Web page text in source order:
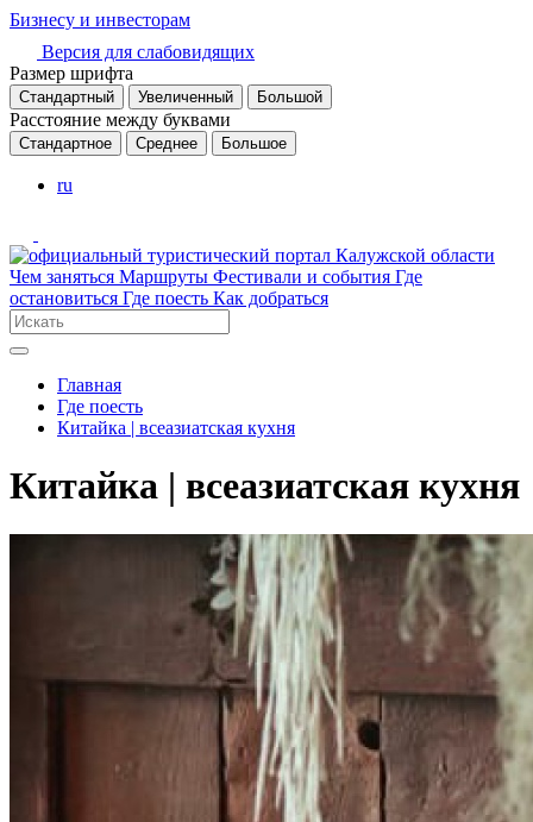
Бизнесу и инвесторам
Версия для слабовидящих
Размер шрифта
Стандартный Увеличенный Большой
Расстояние между буквами
Стандартное Среднее Большое
ru
Чем заняться Маршруты Фестивали и события Где
остановиться Где поесть Как добраться
Главная
Где поесть
Китайка | всеазиатская кухня
Китайка | всеазиатская кухня